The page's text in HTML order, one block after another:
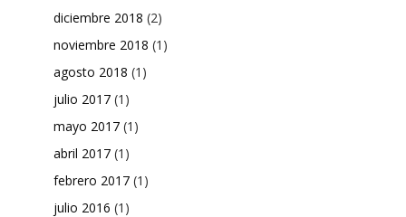
diciembre 2018 (2)
noviembre 2018 (1)
agosto 2018 (1)
julio 2017 (1)
mayo 2017 (1)
abril 2017 (1)
febrero 2017 (1)
julio 2016 (1)